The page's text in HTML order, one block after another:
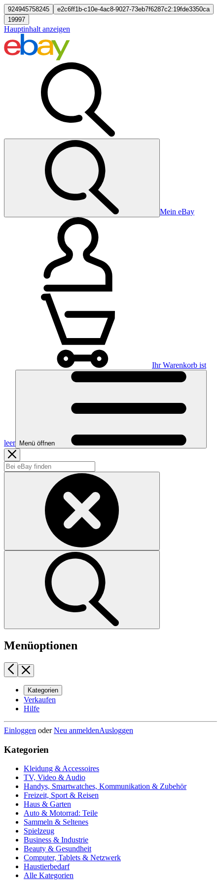
924945758245
e2c6ff1b-c10e-4ac8-9027-73eb7f6287c2:19fde3350ca
19997
Hauptinhalt anzeigen
Mein eBay
Ihr Warenkorb ist
leer Menü öffnen
Menüoptionen
Kategorien
Verkaufen
Hilfe
Einloggen oderNeu anmeldenAusloggen
Kategorien
Kleidung & Accessoires
TV, Video & Audio
Handys, Smartwatches, Kommunikation & Zubehör
Freizeit, Sport & Reisen
Haus & Garten
Auto & Motorrad: Teile
Sammeln & Seltenes
Spielzeug
Business & Industrie
Beauty & Gesundheit
Computer, Tablets & Netzwerk
Haustierbedarf
Alle Kategorien